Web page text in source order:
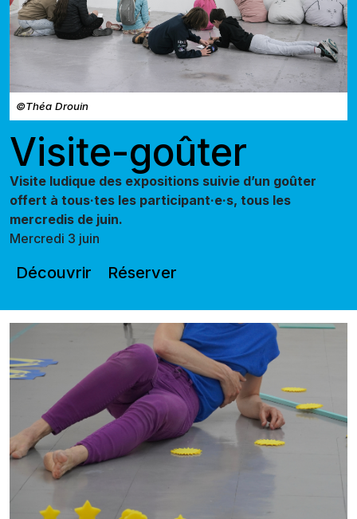
©Théa Drouin
Visite-goûter
Visite ludique des expositions suivie d’un goûter
offert à tous·tes les participant·e·s, tous les
mercredis de juin.
Mercredi 3 juin
Découvrir Réserver